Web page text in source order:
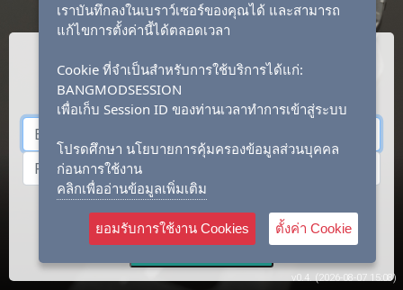
เราบันทึกลงในเบราว์เซอร์ของคุณได้ และสามารถ
แก้ไขการตั้งค่านี้ได้ตลอดเวลา
Cookie ที่จำเป็นสำหรับการใช้บริการได้แก่:
BANGMODSESSION
เพื่อเก็บ Session ID ของท่านเวลาทำการเข้าสู่ระบบ
โปรดศึกษา นโยบายการคุ้มครองข้อมูลส่วนบุคคล
ก่อนการใช้งาน
คลิกเพื่ออ่านข้อมูลเพิ่มเติม
ยอมรับการใช้งาน Cookies ตั้งค่า Cookie
Login Forgot ? Create Account
v0.4. (2026-08-07 15:08)